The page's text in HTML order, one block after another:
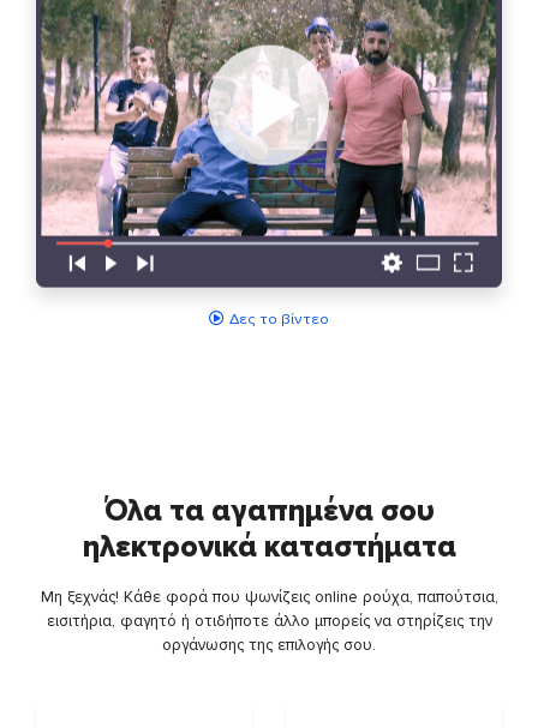
Δες το βίντεο
Όλα τα αγαπημένα σου
ηλεκτρονικά καταστήματα
Μη ξεχνάς! Κάθε φορά που ψωνίζεις online ρούχα, παπούτσια,
εισιτήρια, φαγητό ή οτιδήποτε άλλο μπορείς να στηρίζεις την
οργάνωσης της επιλογής σου.